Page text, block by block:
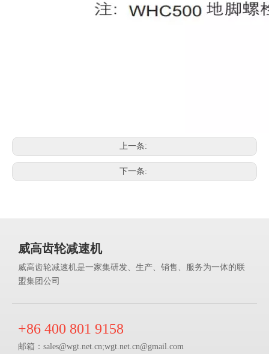
上一条:
下一条:
威高齿轮减速机
威高齿轮减速机是一家集研发、生产、销售、服务为一体的联
盟集团公司
+86 400 801 9158
邮箱： sales@wgt.net.cn;wgt.net.cn@gmail.com